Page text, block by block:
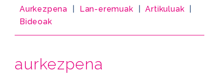
Aurkezpena Lan-eremuak Artikuluak
Bideoak
aurkezpena